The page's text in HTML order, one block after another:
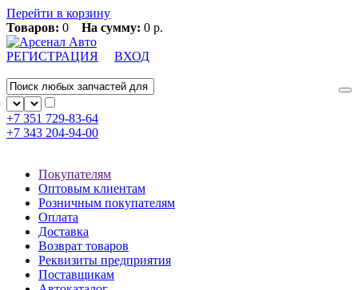
Перейти в корзину
Товаров: 0 На сумму: 0 р.
РЕГИСТРАЦИЯ ВХОД
+7 351 729-83-64
+7 343 204-94-00
Покупателям
Оптовым клиентам
Розничным покупателям
Оплата
Доставка
Возврат товаров
Реквизиты предприятия
Поставщикам